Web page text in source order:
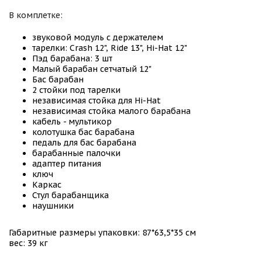
В комплетке:
звуковой модуль с держателем
тарелки: Crash 12", Ride 13", Hi-Hat 12"
Пэд барабана: 3 шт
Малый барабан сетчатый 12"
Бас барабан
2 стойки под тарелки
независимая стойка для Hi-Hat
независимая стойка малого барабана
кабель - мультикор
колотушка бас барабана
педаль для бас барабана
барабанные палочки
адаптер питания
ключ
Каркас
Стул барабанщика
наушники
Габаритные размеры упаковки: 87*63,5*35 см
вес: 39 кг